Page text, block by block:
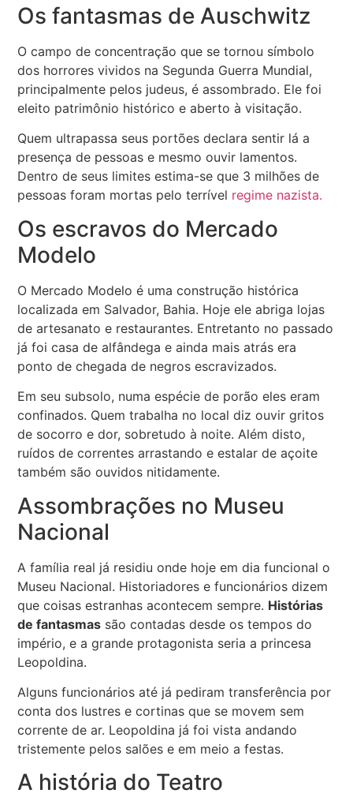
Os fantasmas de Auschwitz
O campo de concentração que se tornou símbolo
dos horrores vividos na Segunda Guerra Mundial,
principalmente pelos judeus, é assombrado. Ele foi
eleito patrimônio histórico e aberto à visitação.
Quem ultrapassa seus portões declara sentir lá a
presença de pessoas e mesmo ouvir lamentos.
Dentro de seus limites estima-se que 3 milhões de
pessoas foram mortas pelo terrível regime nazista.
Os escravos do Mercado
Modelo
O Mercado Modelo é uma construção histórica
localizada em Salvador, Bahia. Hoje ele abriga lojas
de artesanato e restaurantes. Entretanto no passado
já foi casa de alfândega e ainda mais atrás era
ponto de chegada de negros escravizados.
Em seu subsolo, numa espécie de porão eles eram
confinados. Quem trabalha no local diz ouvir gritos
de socorro e dor, sobretudo à noite. Além disto,
ruídos de correntes arrastando e estalar de açoite
também são ouvidos nitidamente.
Assombrações no Museu
Nacional
A família real já residiu onde hoje em dia funcional o
Museu Nacional. Historiadores e funcionários dizem
que coisas estranhas acontecem sempre. Histórias
de fantasmas são contadas desde os tempos do
império, e a grande protagonista seria a princesa
Leopoldina.
Alguns funcionários até já pediram transferência por
conta dos lustres e cortinas que se movem sem
corrente de ar. Leopoldina já foi vista andando
tristemente pelos salões e em meio a festas.
A história do Teatro